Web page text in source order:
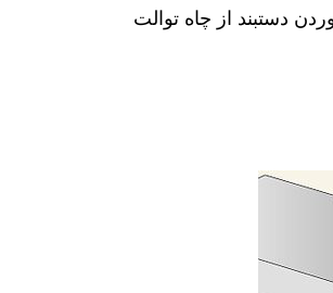
دستبند از چاه توالت